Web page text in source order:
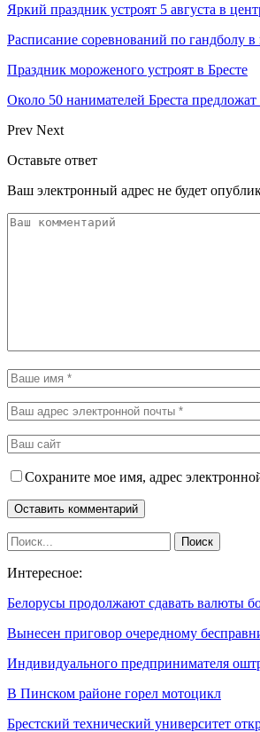
Яркий праздник устроят 5 августа в
Расписание соревнований по гандболу
Праздник мороженого устроят в Бресте
Около 50 нанимателей Бреста
Prev Next
Оставьте ответ
Ваш электронный адрес не будет
Сохраните мое имя, адрес
Интересное:
Белорусы продолжают сдавать валюты
Вынесен приговор очередному
Индивидуального предпринимателя
В Пинском районе горел мотоцикл
Брестский технический университет